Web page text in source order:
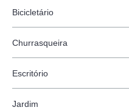
Bicicletário
Churrasqueira
Escritório
Jardim